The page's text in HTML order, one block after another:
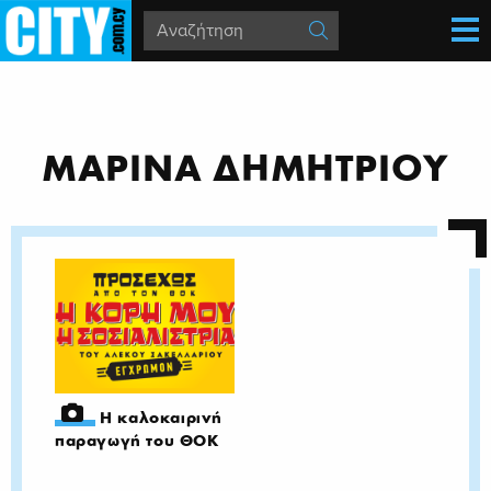
ΜΑΡΙΝΑ ΔΗΜΗΤΡΙΟΥ
Η καλοκαιρινή
παραγωγή του ΘΟΚ